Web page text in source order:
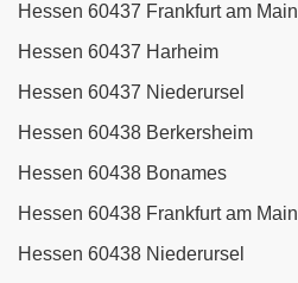
Hessen 60437 Frankfurt am Main
Hessen 60437 Harheim
Hessen 60437 Niederursel
Hessen 60438 Berkersheim
Hessen 60438 Bonames
Hessen 60438 Frankfurt am Main
Hessen 60438 Niederursel